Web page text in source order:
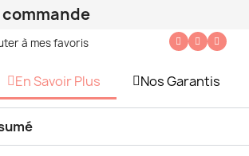
à mes favoris
En Savoir Plus Nos Garantis